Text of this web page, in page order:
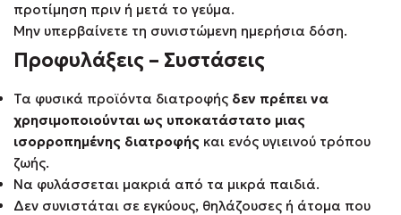
προτίμηση πριν ή μετά το γεύμα.
Μην υπερβαίνετε τη συνιστώμενη ημερήσια δόση.
Προφυλάξεις – Συστάσεις
Τα φυσικά προϊόντα διατροφής δεν πρέπει να
χρησιμοποιούνται ως υποκατάστατο μιας
ισορροπημένης διατροφής και ενός υγιεινού τρόπου
ζωής.
Να φυλάσσεται μακριά από τα μικρά παιδιά.
Δεν συνιστάται σε εγκύους, θηλάζουσες ή άτομα που